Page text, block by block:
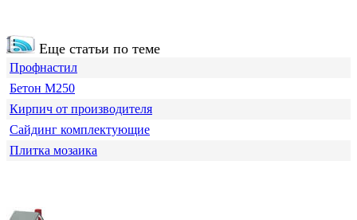
Еще статьи по теме
Профнастил
Бетон М250
Кирпич от производителя
Сайдинг комплектующие
Плитка мозаика